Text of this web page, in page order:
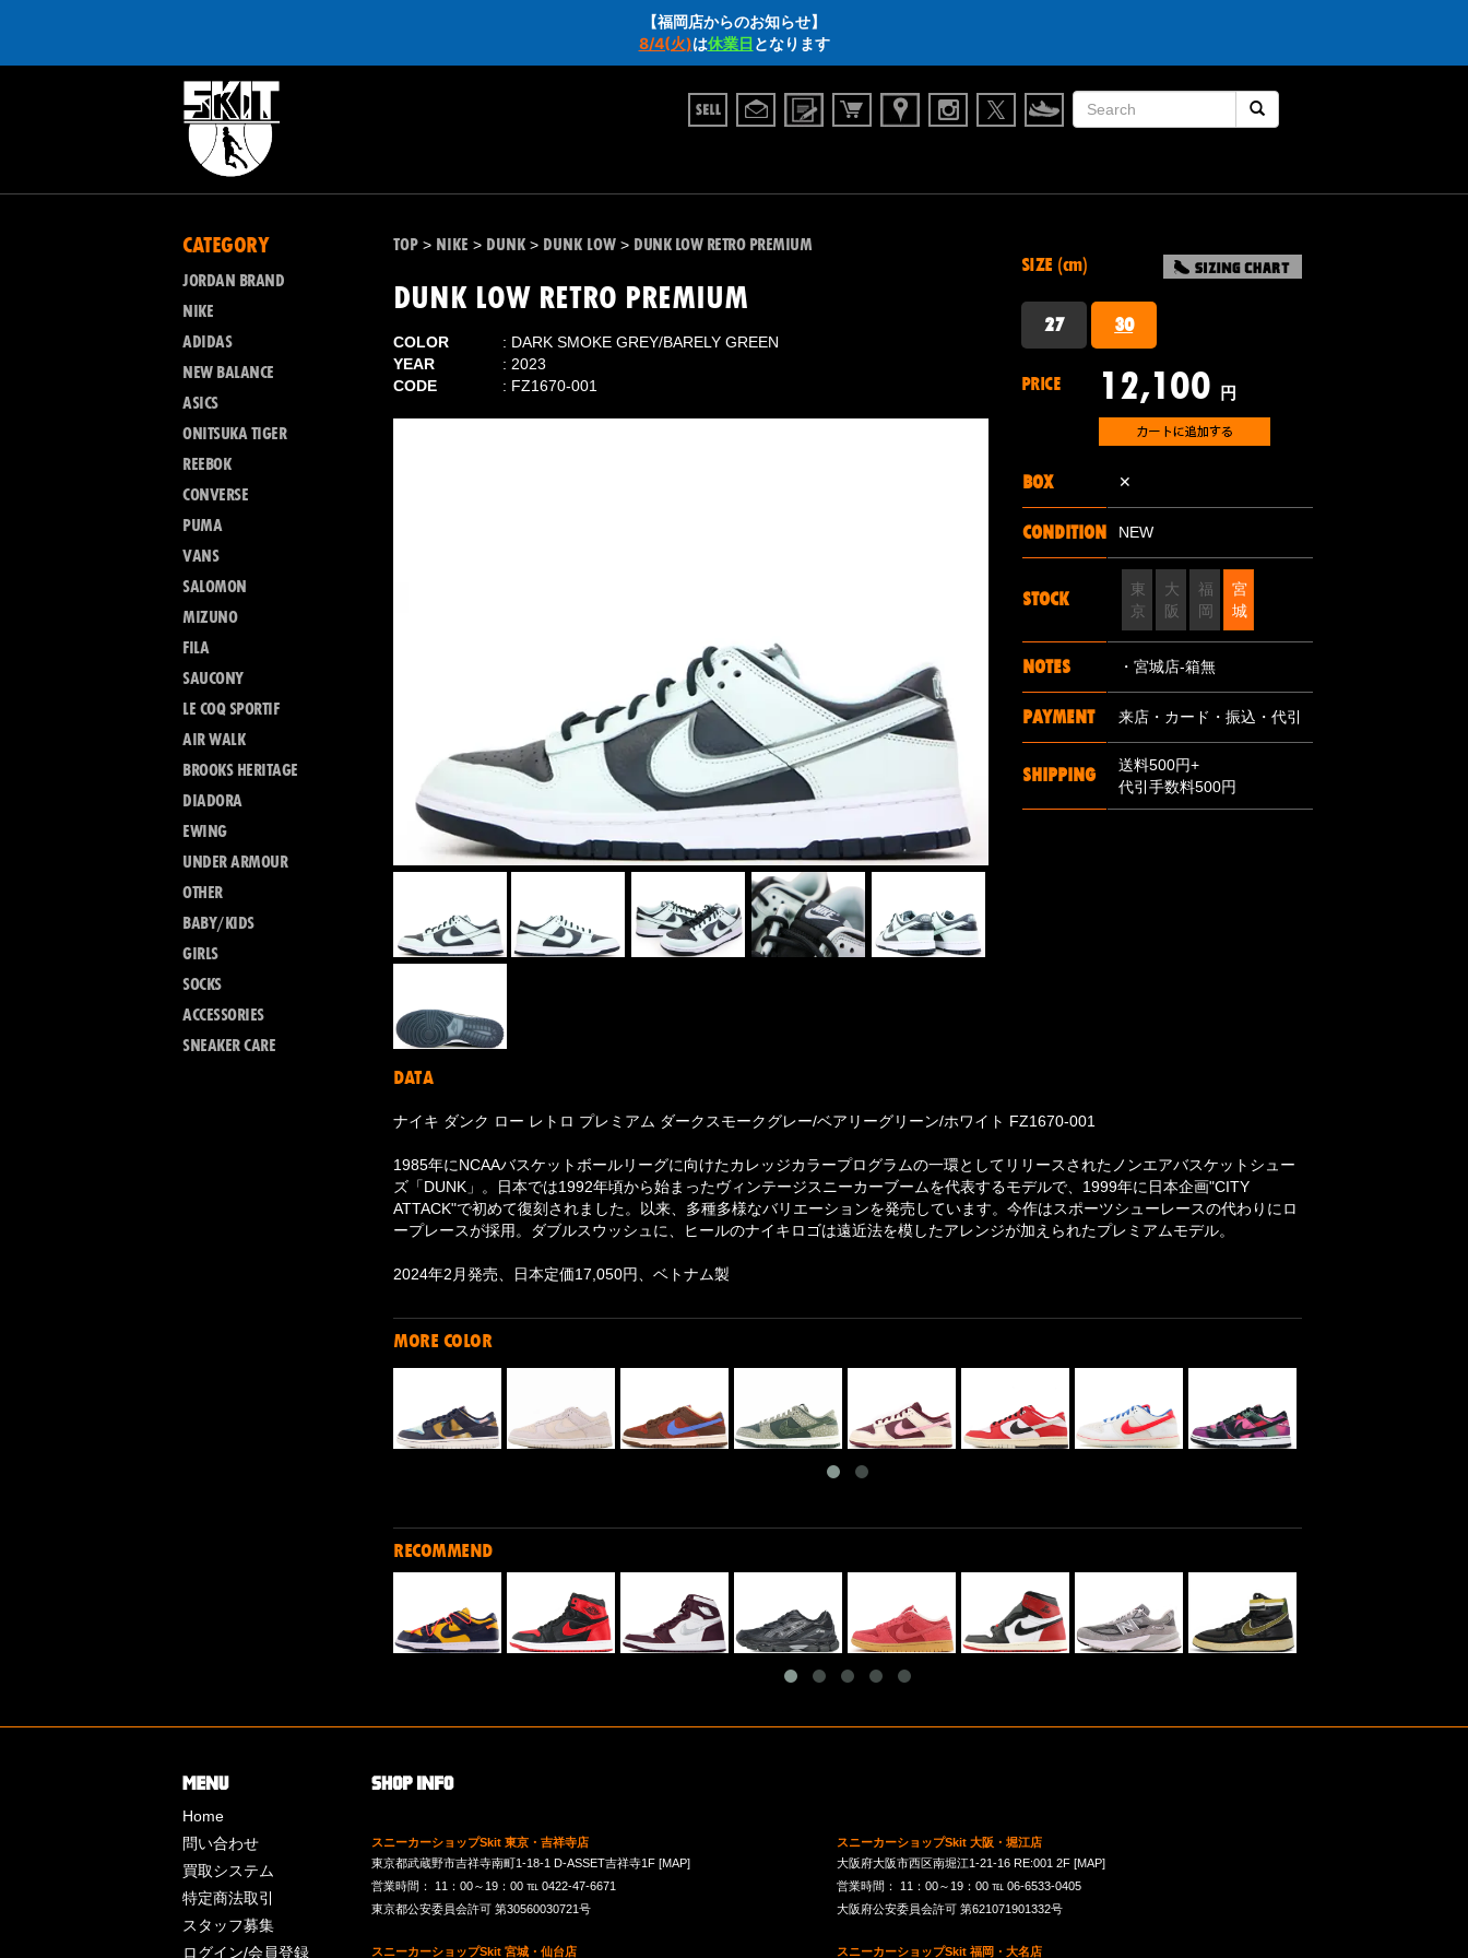
【福岡店からのお知らせ】
8/4(火)は休業日 となります
CATEGORY
JORDAN BRAND
NIKE
ADIDAS
NEW BALANCE
ASICS
ONITSUKA TIGER
REEBOK
CONVERSE
PUMA
VANS
SALOMON
MIZUNO
FILA
SAUCONY
LE COQ SPORTIF
AIR WALK
BROOKS HERITAGE
DIADORA
EWING
UNDER ARMOUR
OTHER
BABY/KIDS
GIRLS
SOCKS
ACCESSORIES
SNEAKER CARE
TOP > NIKE > DUNK > DUNK LOW > DUNK LOW RETRO PREMIUM
DUNK LOW RETRO PREMIUM
COLOR
DARK SMOKE GREY/BARELY GREEN
YEAR
2023
CODE
FZ1670-001
SIZE (cm)
27 30
PRICE 12,100 円
BOX ✕
CONDITION NEW
STOCK
東
京
大
阪
福
岡
宮
城
NOTES ・宮城店-箱無
PAYMENT 来店・カード・振込・代引
SHIPPING
送料500円+
代引手数料500円
DATA
ナイキ ダンク ロー レトロ プレミアム ダークスモークグレー/ベアリーグリーン/ホワイト FZ1670-001
1985年にNCAAバスケットボールリーグに向けたカレッジカラープログラムの一環としてリリースされたノンエアバスケットシュー
ズ「DUNK」。日本では1992年頃から始まったヴィンテージスニーカーブームを代表するモデルで、1999年に日本企画"CITY
ATTACK"で初めて復刻されました。以来、多種多様なバリエーションを発売しています。今作はスポーツシューレースの代わりにロ
ープレースが採用。ダブルスウッシュに、ヒールのナイキロゴは遠近法を模したアレンジが加えられたプレミアムモデル。
2024年2月発売、日本定価17,050円、ベトナム製
MORE COLOR
RECOMMEND
Home
問い合わせ
買取システム
特定商法取引
スタッフ募集
ログイン/会員登録
スニーカーショップSkit 東京・吉祥寺店
東京都武蔵野市吉祥寺南町1-18-1 D-ASSET吉祥寺1F [MAP]
営業時間： 11：00～19：00 ℡ 0422-47-6671
東京都公安委員会許可 第30560030721号
スニーカーショップSkit 大阪・堀江店
大阪府大阪市西区南堀江1-21-16 RE:001 2F [MAP]
営業時間： 11：00～19：00 ℡ 06-6533-0405
大阪府公安委員会許可 第621071901332号
スニーカーショップSkit 宮城・仙台店 スニーカーショップSkit 福岡・大名店